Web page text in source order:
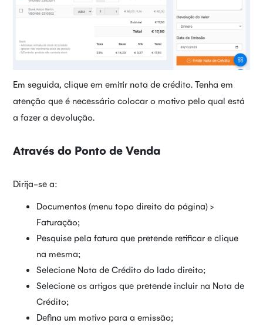
Em seguida, clique em emitir nota de crédito. Tenha em
atenção que é necessário colocar o motivo pelo qual está
a fazer a devolução.
Através do Ponto de Venda
Dirija-se a:
Documentos (menu topo direito da página) >
Faturação;
Pesquise pela fatura que pretende retificar e clique
na mesma;
Selecione Nota de Crédito do lado direito;
Selecione os artigos que pretende incluir na Nota de
Crédito;
Defina um motivo para a emissão;